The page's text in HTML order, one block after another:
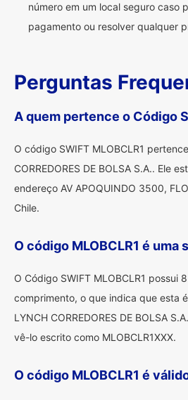
número em um local seguro caso
pagamento ou resolver qualquer
Perguntas
A quem pertence o Código
O código SWIFT MLOBCLR1
CORREDORES DE BOLSA S.A.. Ele
endereço AV APOQUINDO 3500,
Chile.
O código MLOBCLR1 é uma
O Código SWIFT MLOBCLR1 possui
comprimento, o que indica que esta
LYNCH CORREDORES DE BOLSA
vê-lo escrito como MLOBCLR1XXX.
O código MLOBCLR1 é